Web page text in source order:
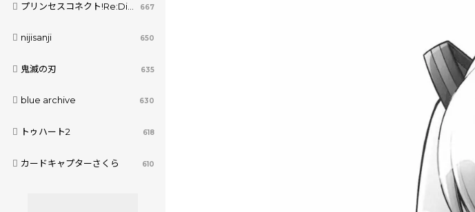
プリンセスコネクト!Re:Dive 667
nijisanji 650
鬼滅の刃 635
blue archive 630
トゥハート2 618
カードキャプターさくら 610